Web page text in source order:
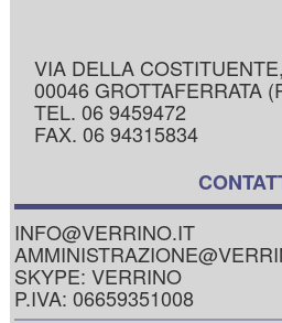
VIA DELLA
00046 GROTTAFERRATA
TEL. 06 9459472
FAX. 06 94315834
INFO@VERRINO.IT
SKYPE: VERRINO
P.IVA: 06659351008